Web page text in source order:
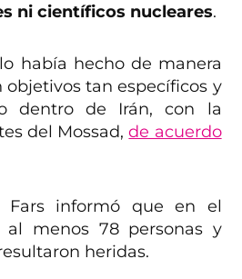
ni científicos nucleares.
había hecho de manera
tan específicos y
dentro de Irán, con la
del Mossad,de acuerdo
Fars informó que en el
al menos 78 personas y
heridas.